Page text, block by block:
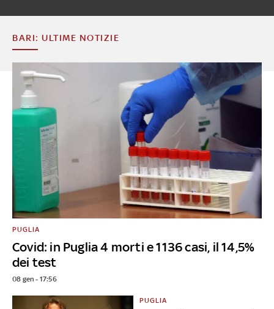
BARI: ULTIME NOTIZIE
Covid: in Puglia 4 morti e 1136 casi, il 14,5%
dei test
PUGLIA
08 gen - 17:56
PUGLIA